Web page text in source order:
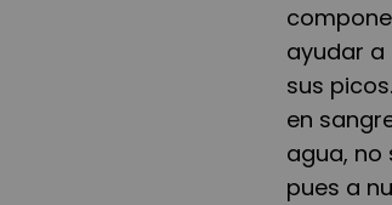
ayudar a
sus
en
agua, no
pues a